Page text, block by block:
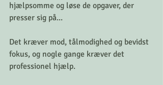
hjælpsomme og løse de opgaver, der
presser sig på...
Det kræver mod, tålmodighed og bevidst
fokus, og nogle gange kræver det
professionel hjælp.